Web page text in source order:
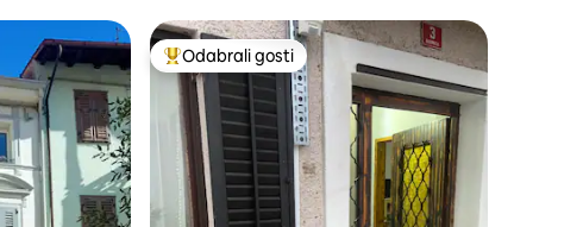
Među najviše rangiranima s oznakom „Odabrali gosti”
Odabrali gosti